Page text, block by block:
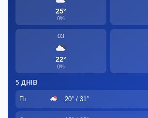
25°
0%
03
22°
0%
5 ДНІВ
Пт 20° / 31°